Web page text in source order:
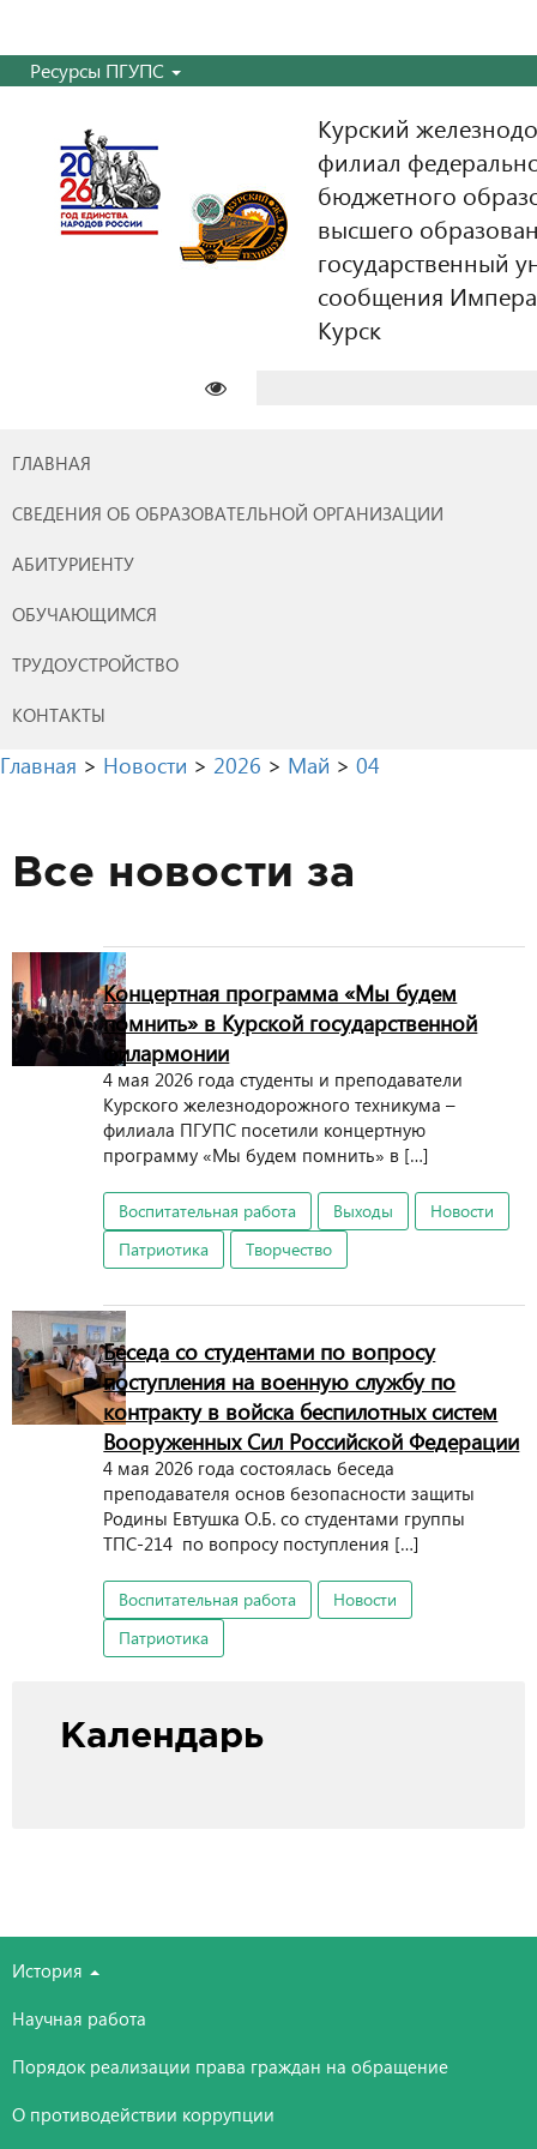
Ресурсы ПГУПС
Курский
филиал
бюджетного
высшего
государственный
сообщения
Курск
ГЛАВНАЯ
СВЕДЕНИЯ ОБ ОБРАЗОВАТЕЛЬНОЙ ОРГАНИЗАЦИИ
АБИТУРИЕНТУ
ОБУЧАЮЩИМСЯ
ТРУДОУСТРОЙСТВО
КОНТАКТЫ
Главная > Новости > 2026 > Май > 04
Все новости за
Концертная программа «Мы будем
помнить» в Курской государственной
филармонии
4 мая 2026 года студенты и преподаватели
Курского железнодорожного техникума –
филиала ПГУПС посетили концертную
программу «Мы будем помнить» в […]
Воспитательная работа Выходы
Новости
Патриотика
Творчество
Беседа со студентами по вопросу
поступления на военную службу по
контракту в войска беспилотных систем
Вооруженных Сил Российской Федерации
4 мая 2026 года состоялась беседа
преподавателя основ безопасности защиты
Родины Евтушка О.Б. со студентами группы
ТПС-214 по вопросу поступления […]
Воспитательная работа
Новости
Патриотика
Календарь
История
Научная работа
Порядок реализации права граждан на обращение
О противодействии коррупции